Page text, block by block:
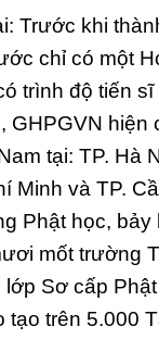
Trước khi
chỉ có một
trình độ tiến
GHPGVN hiện
tại: TP. Hà
Minh và TP.
Phật học, bảy
mốt trường
lớp Sơ cấp
tạo trên 5.000